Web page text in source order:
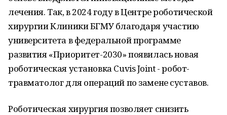
лечения. Так, в 2024 году в Центре роботической
хирургии Клиники БГМУ благодаря участию
университета в федеральной программе
развития «Приоритет-2030» появилась новая
роботическая установка Cuvis Joint - робот-
травматолог для операций по замене суставов.
Роботическая хирургия позволяет снизить